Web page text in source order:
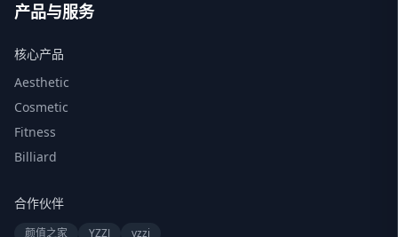
产品与服务
核心产品
Aesthetic
Cosmetic
Fitness
Billiard
合作伙伴
颜值之家 YZZJ yzzj